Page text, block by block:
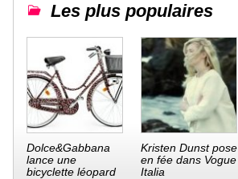
Les plus populaires
Dolce&Gabbana
lance une
bicyclette léopard
Kristen Dunst pose
en fée dans Vogue
Italia